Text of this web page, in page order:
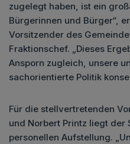
zugelegt haben, ist ein
Bürgerinnen und Bürger“,
Vorsitzender des
Fraktionschef. „Dieses
Ansporn zugleich, unsere
sachorientierte Politik
Für die stellvertretenden
und Norbert Printz liegt der
personellen Aufstellung.